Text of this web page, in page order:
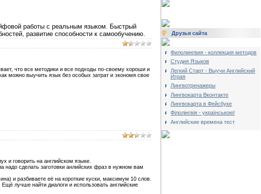
работы с реальным языком. Быстрый
развитие способности к самообучению.
что все методики и все подходы по-своему хороши и
можно выучить язык без особых затрат и экономя свое
и говорить на английском языке.
надо сделать заготовки анлийских фраз в нужном вам
и разбиваете её на короткие куски, максимум 10 слов.
лучше найти диалоги и использовать английские
Друзья сайта
Филолингвия - коллекция методов
Студия Языков
Легкий Старт - Выучи Английский
Играя
Лингвотренажеры
Лингвокарта Вконтакте
Лингвокарта в Фейсбуке
Філолінгвія - українською!
Английские времена тест